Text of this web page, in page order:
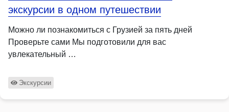
экскурсии в одном путешествии
Можно ли познакомиться с Грузией за пять дней
Проверьте сами Мы подготовили для вас
увлекательный …
Экскурсии